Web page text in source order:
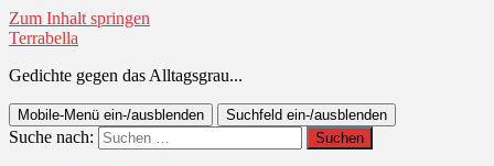
Zum Inhalt springen
Terrabella
Gedichte gegen das Alltagsgrau...
Mobile-Menü ein-/ausblenden Suchfeld ein-/ausblenden
Suche nach: